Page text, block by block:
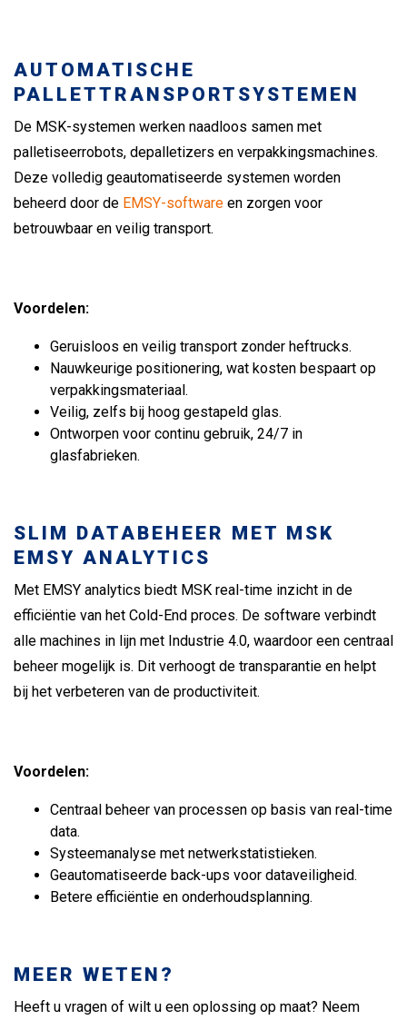
AUTOMATISCHE
PALLETTRANSPORTSYSTEMEN
De MSK-systemen werken naadloos samen met
palletiseerrobots, depalletizers en verpakkingsmachines.
Deze volledig geautomatiseerde systemen worden
beheerd door de EMSY-software en zorgen voor
betrouwbaar en veilig transport.
Voordelen:
Geruisloos en veilig transport zonder heftrucks.
Nauwkeurige positionering, wat kosten bespaart op
verpakkingsmateriaal.
Veilig, zelfs bij hoog gestapeld glas.
Ontworpen voor continu gebruik, 24/7 in
glasfabrieken.
SLIM DATABEHEER MET MSK
EMSY ANALYTICS
Met EMSY analytics biedt MSK real-time inzicht in de
efficiëntie van het Cold-End proces. De software verbindt
alle machines in lijn met Industrie 4.0, waardoor een centraal
beheer mogelijk is. Dit verhoogt de transparantie en helpt
bij het verbeteren van de productiviteit.
Voordelen:
Centraal beheer van processen op basis van real-time
data.
Systeemanalyse met netwerkstatistieken.
Geautomatiseerde back-ups voor dataveiligheid.
Betere efficiëntie en onderhoudsplanning.
MEER WETEN?
Heeft u vragen of wilt u een oplossing op maat? Neem